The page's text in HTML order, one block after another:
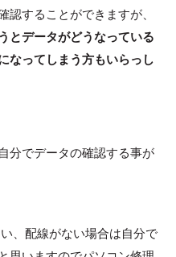
することができますが、
とデータがどうなっている
なってしまう方もいらっし
分でデータの確認する事が
、配線がない場合は自分で